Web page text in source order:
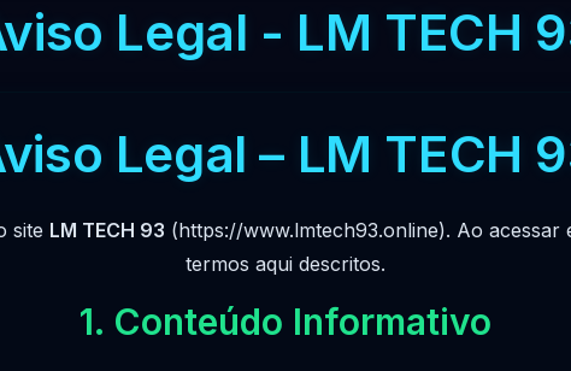
Legal - LM TECH
Legal – LM TECH
site LM TECH 93 (https://www.lmtech93.online). Ao
termos aqui descritos.
1. Conteúdo Informativo